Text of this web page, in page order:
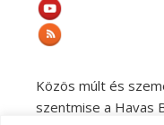
Közös múlt és
szentmise a Havas